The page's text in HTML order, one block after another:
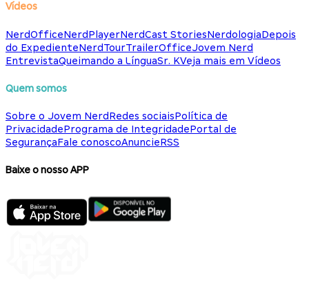
Vídeos
NerdOfficeNerdPlayerNerdCast StoriesNerdologiaDepois
do ExpedienteNerdTourTrailerOfficeJovem Nerd
EntrevistaQueimando a LínguaSr. KVeja mais em Vídeos
Quem somos
Sobre o Jovem NerdRedes sociaisPolítica de
PrivacidadePrograma de IntegridadePortal de
SegurançaFale conoscoAnuncieRSS
Baixe o nosso APP